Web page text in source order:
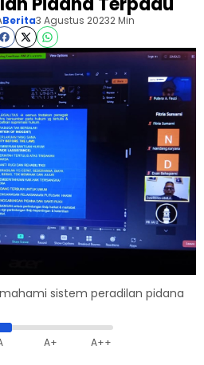
Berita3 Agustus 20232 Min
sistem peradilan pidana
A+ A++